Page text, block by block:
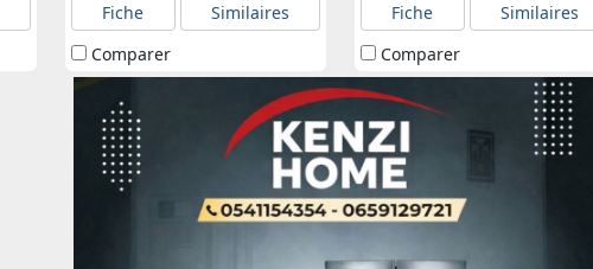
Fiche
Similaires
Comparer
Fiche
Similaires
Comparer